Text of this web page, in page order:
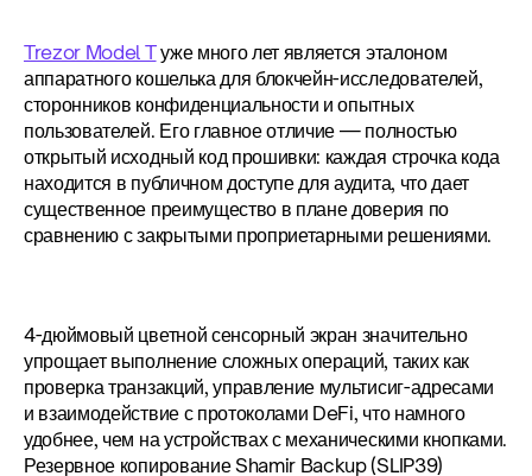
Trezor Model T уже много лет является эталоном
аппаратного кошелька для блокчейн-исследователей,
сторонников конфиденциальности и опытных
пользователей. Его главное отличие — полностью
открытый исходный код прошивки: каждая строчка кода
находится в публичном доступе для аудита, что дает
существенное преимущество в плане доверия по
сравнению с закрытыми проприетарными решениями.
4-дюймовый цветной сенсорный экран значительно
упрощает выполнение сложных операций, таких как
проверка транзакций, управление мультисиг-адресами
и взаимодействие с протоколами DeFi, что намного
удобнее, чем на устройствах с механическими кнопками.
Резервное копирование Shamir Backup (SLIP39)